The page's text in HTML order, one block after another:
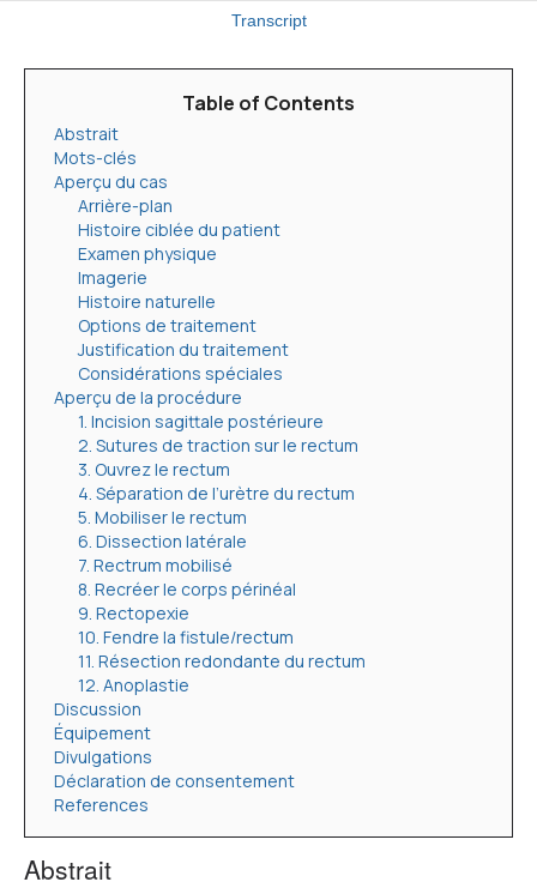
Transcript
Table of Contents
Abstrait
Mots-clés
Aperçu du cas
Arrière-plan
Histoire ciblée du patient
Examen physique
Imagerie
Histoire naturelle
Options de traitement
Justification du traitement
Considérations spéciales
Aperçu de la procédure
1. Incision sagittale postérieure
2. Sutures de traction sur le rectum
3. Ouvrez le rectum
4. Séparation de l’urètre du rectum
5. Mobiliser le rectum
6. Dissection latérale
7. Rectrum mobilisé
8. Recréer le corps périnéal
9. Rectopexie
10. Fendre la fistule/rectum
11. Résection redondante du rectum
12. Anoplastie
Discussion
Équipement
Divulgations
Déclaration de consentement
References
Abstrait